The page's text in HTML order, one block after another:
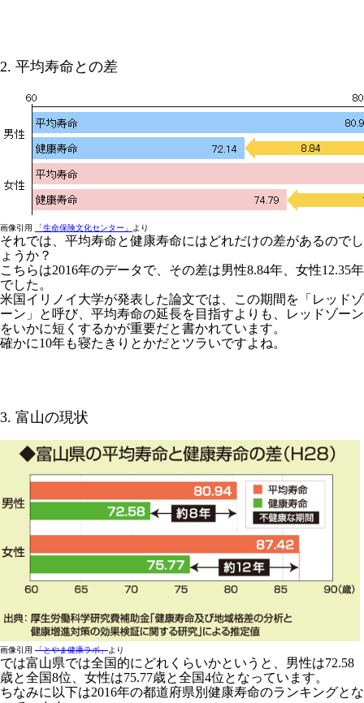
2. 平均寿命との差
画像引用 「生命保険文化センター」 より
それでは、平均寿命と健康寿命にはどれだけの差があるのでし
ょうか？
こちらは2016年のデータで、その差は男性8.84年、女性12.35年
でした。
米国イリノイ大学が発表した論文では、この期間を「レッドゾ
ーン」と呼び、平均寿命の延長を目指すよりも、レッドゾーン
をいかに短くするかが重要だと書かれています。
確かに10年も寝たきりとかだとツラいですよね。
3. 富山の現状
画像引用 「とやま健康ラボ」より
では富山県では全国的にどれくらいかというと、男性は72.58
歳と全国8位、女性は75.77歳と全国4位となっています。
ちなみに以下は2016年の都道府県別健康寿命のランキングとな